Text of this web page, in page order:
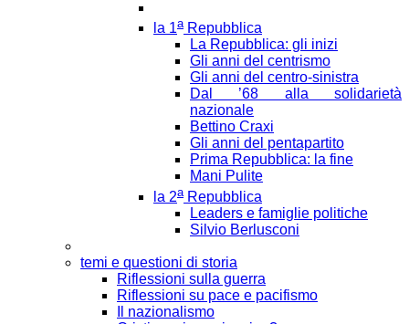
la 1aRepubblica
La Repubblica: gli inizi
Gli anni del centrismo
Gli anni del centro-sinistra
Dal ’68 alla solidarietà
nazionale
Bettino Craxi
Gli anni del pentapartito
Prima Repubblica: la fine
Mani Pulite
la 2aRepubblica
Leaders e famiglie politiche
Silvio Berlusconi
temi e questioni di storia
Riflessioni sulla guerra
Riflessioni su pace e pacifismo
Il nazionalismo